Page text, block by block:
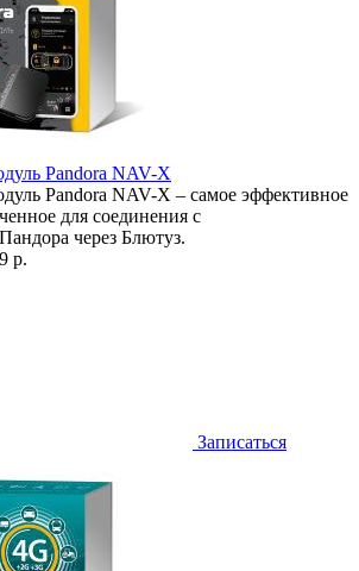
Pandora NAV-X
Pandora NAV-X – самое эффективное
для соединения с
через Блютуз.
р.
Записаться